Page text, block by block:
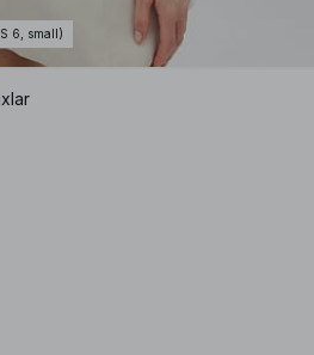
6, small)